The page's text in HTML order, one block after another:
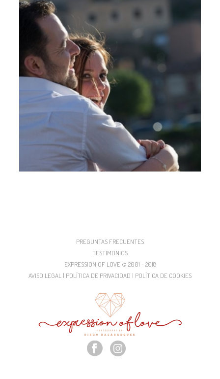
PREGUNTAS FRECUENTES
TESTIMONIOS
EXPRESSION OF LOVE © 2001 - 2018
AVISO LEGAL | POLÍTICA DE PRIVACIDAD | POLÍTICA DE COOKIES